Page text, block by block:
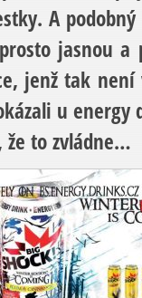
A
jasnou
jenž tak
u energy
že to zvládne…